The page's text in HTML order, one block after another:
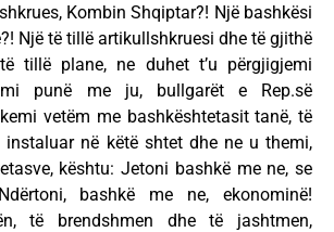
Kombin Shqiptar?! Një bashkësi
Një të tillë artikullshkruesi dhe të gjithë
tillë plane, ne duhet t’u përgjigjemi
punë me ju, bullgarët e Rep.së
vetëm me bashkështetasit tanë, të
në këtë shtet dhe ne u themi,
kështu: Jetoni bashkë me ne, se
bashkë me ne, ekonominë!
të brendshmen dhe të jashtmen,